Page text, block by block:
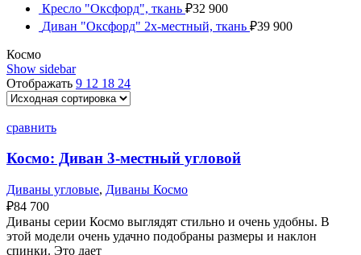
Кресло "Оксфорд", ткань ₽32 900
Диван "Оксфорд" 2х-местный, ткань ₽39 900
Космо
Show sidebar
Отображать 9 12 18 24
сравнить
Космо: Диван 3-местный угловой
Диваны угловые, Диваны Космо
₽84 700
Диваны серии Космо выглядят стильно и очень удобны. В
этой модели очень удачно подобраны размеры и наклон
спинки. Это дает